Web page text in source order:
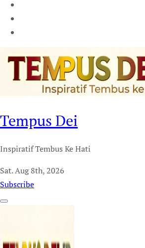
Tempus Dei
Inspiratif Tembus Ke Hati
Sat. Aug 8th, 2026
Subscribe